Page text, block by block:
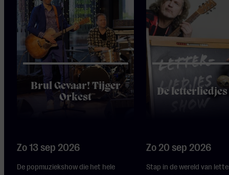
Brul Gevaar! Tijger
Orkest
Zo 13 sep 2026
De popmuziekshow die het hele
De letterliedjes
Zo 20 sep 2026
Stap in de wereld van